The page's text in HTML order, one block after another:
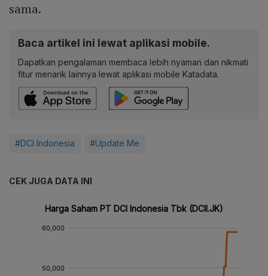
sama.
Baca artikel ini lewat aplikasi mobile.
Dapatkan pengalaman membaca lebih nyaman dan nikmati
fitur menarik lainnya lewat aplikasi mobile Katadata.
#DCI Indonesia #Update Me
CEK JUGA DATA INI